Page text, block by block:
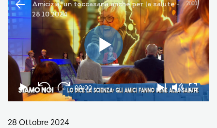
28 Ottobre 2024